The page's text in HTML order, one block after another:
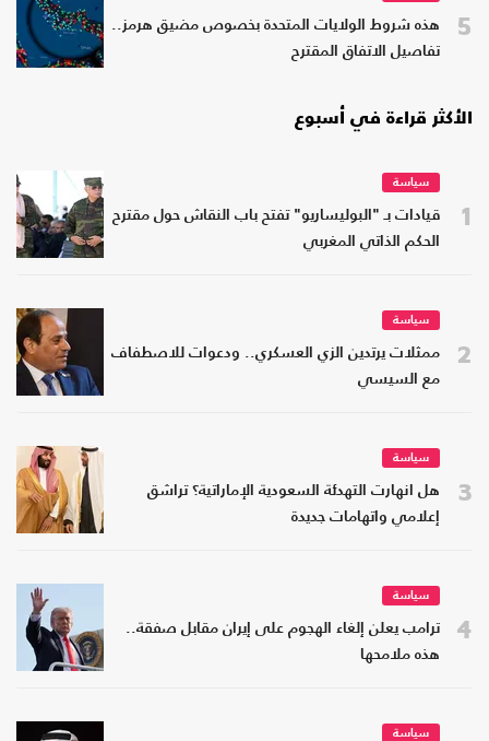
5
هذه شروط الولايات المتحدة بخصوص مضيق هرمز..
تفاصيل الاتفاق المقترح
الأكثر قراءة في أسبوع
1
سياسة
قيادات بـ "البوليساريو" تفتح باب النقاش حول مقترح
الحكم الذاتي المغربي
2
سياسة
ممثلات يرتدين الزي العسكري.. ودعوات للاصطفاف
مع السيسي
3
سياسة
هل انهارت التهدئة السعودية الإماراتية؟ تراشق
إعلامي واتهامات جديدة
4
سياسة
ترامب يعلن إلغاء الهجوم على إيران مقابل صفقة..
هذه ملامحها
سياسة